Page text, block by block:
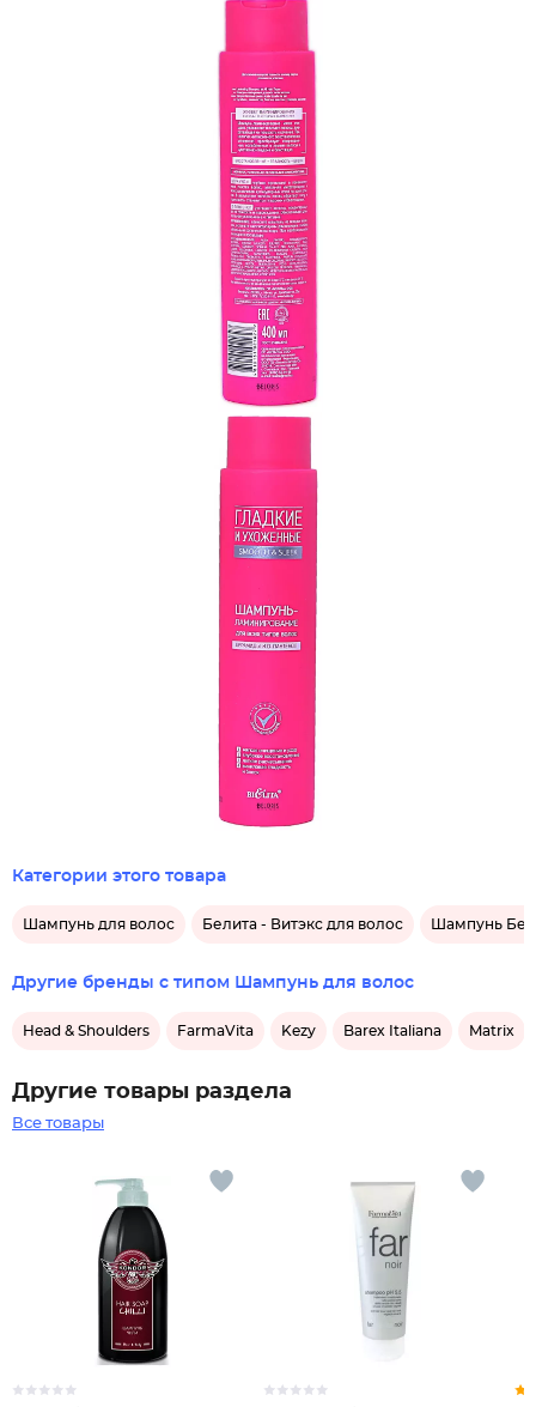
Категории этого товара
Шампунь для волос Белита - Витэкс для волос Шампунь
Другие бренды с типом Шампунь для волос
Head & Shoulders FarmaVita Kezy Barex Italiana Matrix
Другие товары раздела
Все товары